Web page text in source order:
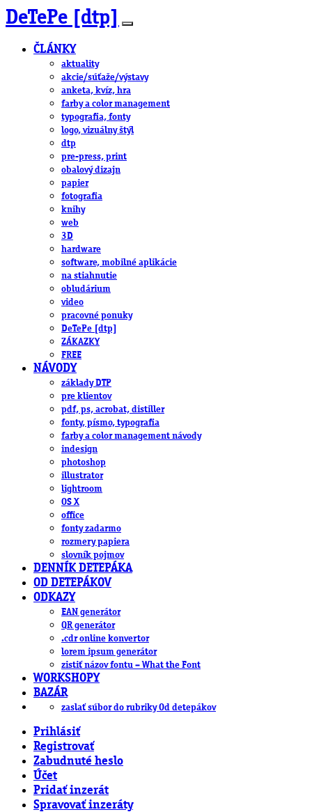
DeTePe [dtp]
ČLÁNKY
aktuality
akcie/súťaže/výstavy
anketa, kvíz, hra
farby a color management
typografia, fonty
logo, vizuálny štýl
dtp
pre-press, print
obalový dizajn
papier
fotografia
knihy
web
3D
hardware
software, mobilné aplikácie
na stiahnutie
obludárium
video
pracovné ponuky
DeTePe [dtp]
ZÁKAZKY
FREE
NÁVODY
základy DTP
pre klientov
pdf, ps, acrobat, distiller
fonty, písmo, typografia
farby a color management návody
indesign
photoshop
illustrator
lightroom
OS X
office
fonty zadarmo
rozmery papiera
slovník pojmov
DENNÍK DETEPÁKA
OD DETEPÁKOV
ODKAZY
EAN generátor
QR generátor
.cdr online konvertor
lorem ipsum generátor
zistiť názov fontu – What the Font
WORKSHOPY
BAZÁR
zaslať súbor do rubriky Od detepákov
Prihlásiť
Registrovať
Zabudnuté heslo
Účet
Pridať inzerát
Spravovať inzeráty